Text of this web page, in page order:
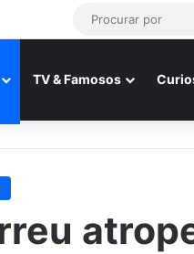
TV & Famosos